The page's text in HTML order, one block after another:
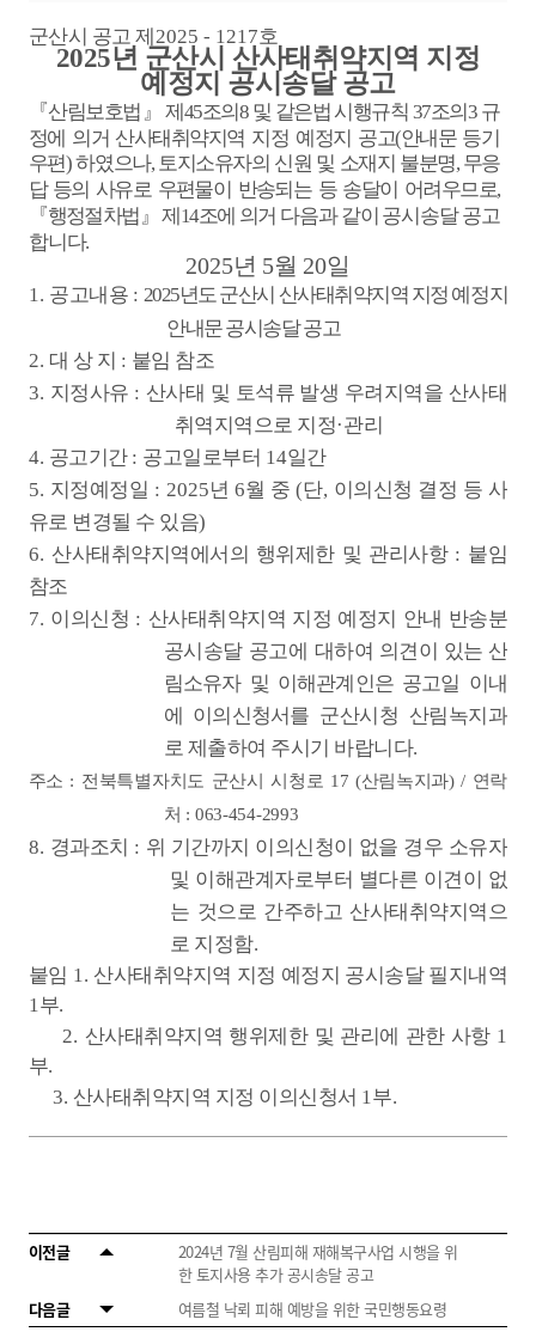
군산시 공고 제2025 - 1217호
2025년 군산시 산사태취약지역 지정
예정지 공시송달 공고
『산림보호법 』제45조의8 및 같은법 시행규칙 37조의3 규
정에 의거 산사태취약지역 지정 예정지 공고(안내문 등기
우편)하였으나, 토지소유자의 신원 및 소재지 불분명, 무응
답 등의 사유로 우편물이 반송되는 등 송달이 어려우므로,
『행정절차법』제14조에 의거 다음과 같이 공시송달 공고
합니다.
2025년 5월 20일
1. 공고내용 : 2025년도 군산시 산사태취약지역 지정 예정지
안내문 공시송달 공고
2. 대 상 지 : 붙임 참조
3. 지정사유 : 산사태 및 토석류 발생 우려지역을 산사태
취역지역으로 지정·관리
4. 공고기간 : 공고일로부터 14일간
5. 지정예정일 : 2025년6월 중(단, 이의신청 결정 등 사
유로 변경될 수 있음)
6. 산사태취약지역에서의 행위제한 및 관리사항 : 붙임
참조
7. 이의신청 : 산사태취약지역 지정 예정지 안내 반송분
공시송달 공고에 대하여 의견이 있는 산
림소유자 및 이해관계인은 공고일 이내
에 이의신청서를 군산시청 산림녹지과
로 제출하여 주시기 바랍니다.
주소 : 전북특별자치도 군산시 시청로 17 (산림녹지과) / 연락
처 : 063-454-2993
8. 경과조치 : 위 기간까지 이의신청이 없을 경우 소유자
및 이해관계자로부터 별다른 이견이 없
는 것으로 간주하고 산사태취약지역으
로 지정함.
붙임 1. 산사태취약지역 지정 예정지 공시송달 필지내역
1부.
2. 산사태취약지역 행위제한 및 관리에 관한 사항 1
부.
3. 산사태취약지역 지정 이의신청서 1부.
이전글
2024년 7월 산림피해 재해복구사업 시행을 위
한 토지사용 추가 공시송달 공고
다음글
여름철 낙뢰 피해 예방을 위한 국민행동요령